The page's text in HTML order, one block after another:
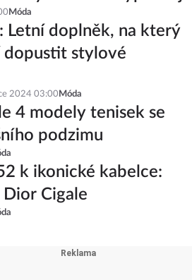
Móda
Letní doplněk, na který
dopustit stylové
2024 03:00 Móda
4 modely tenisek se
podzimu
k ikonické kabelce:
Cigale